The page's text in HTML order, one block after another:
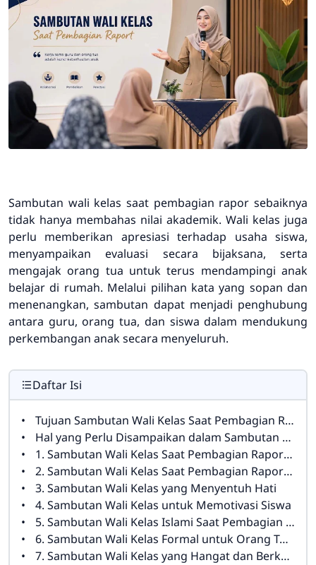
Sambutan wali kelas saat pembagian rapor sebaiknya
tidak hanya membahas nilai akademik. Wali kelas juga
perlu memberikan apresiasi terhadap usaha siswa,
menyampaikan evaluasi secara bijaksana, serta
mengajak orang tua untuk terus mendampingi anak
belajar di rumah. Melalui pilihan kata yang sopan dan
menenangkan, sambutan dapat menjadi penghubung
antara guru, orang tua, dan siswa dalam mendukung
perkembangan anak secara menyeluruh.
Daftar Isi
Tujuan Sambutan Wali Kelas Saat Pembagian Rapor SD
Hal yang Perlu Disampaikan dalam Sambutan Pembagian Rapor
1. Sambutan Wali Kelas Saat Pembagian Rapor SD Singkat
2. Sambutan Wali Kelas Saat Pembagian Rapor Kenaikan Kelas
3. Sambutan Wali Kelas yang Menyentuh Hati
4. Sambutan Wali Kelas untuk Memotivasi Siswa
5. Sambutan Wali Kelas Islami Saat Pembagian Rapor
6. Sambutan Wali Kelas Formal untuk Orang Tua Siswa
7. Sambutan Wali Kelas yang Hangat dan Berkesan